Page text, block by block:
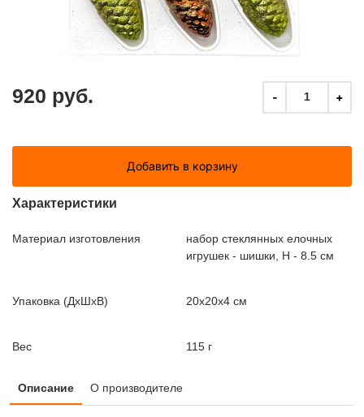
920 руб. - 1 +
Добавить в корзину
Характеристики
Материал изготовления
набор стеклянных елочных
игрушек - шишки, H - 8.5 см
Упаковка (ДxШxВ) 20x20x4 см
Вес 115 г
Описание О производителе